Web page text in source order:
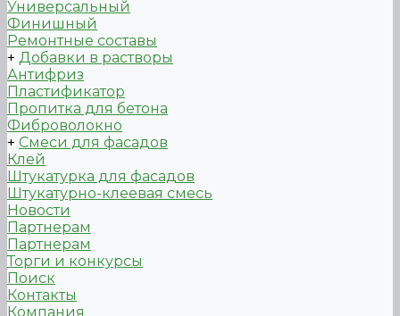
Универсальный
Финишный
Ремонтные составы
+ Добавки в растворы
Антифриз
Пластификатор
Пропитка для бетона
Фиброволокно
+ Смеси для фасадов
Клей
Штукатурка для фасадов
Штукатурно-клеевая смесь
Новости
Партнерам
Партнерам
Торги и конкурсы
Поиск
Контакты
Компания